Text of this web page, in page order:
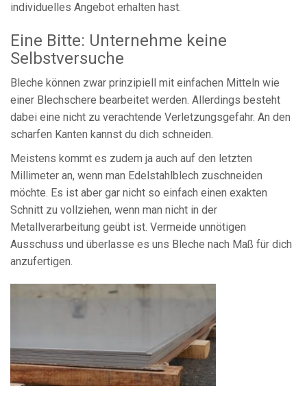
individuelles Angebot erhalten hast.
Eine Bitte: Unternehme keine
Selbstversuche
Bleche können zwar prinzipiell mit einfachen Mitteln wie
einer Blechschere bearbeitet werden. Allerdings besteht
dabei eine nicht zu verachtende Verletzungsgefahr. An den
scharfen Kanten kannst du dich schneiden.
Meistens kommt es zudem ja auch auf den letzten
Millimeter an, wenn man Edelstahlblech zuschneiden
möchte. Es ist aber gar nicht so einfach einen exakten
Schnitt zu vollziehen, wenn man nicht in der
Metallverarbeitung geübt ist. Vermeide unnötigen
Ausschuss und überlasse es uns Bleche nach Maß für dich
anzufertigen.